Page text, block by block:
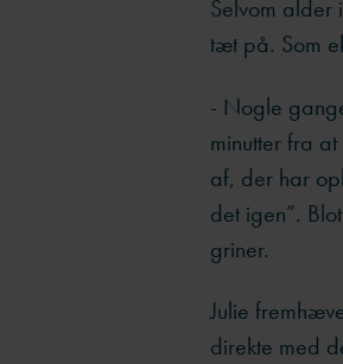
Selvom alder
tæt på. Som
- Nogle
minutter fra
af, der har
det igen”.
griner.
Julie
direkte med